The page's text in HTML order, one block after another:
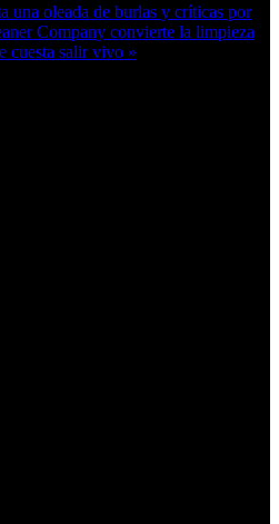
una oleada de burlas y críticas por
Company convierte la limpieza
cuesta salir vivo »